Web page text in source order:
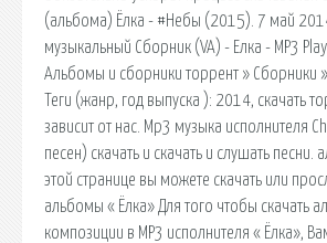
(альбома) Ёлка - #Небы (2015). 7 май
музыкальный Сборник (VA) - Елка - MP3
Альбомы и сборники торрент » Сборники
Теги (жанр, год выпуска ): 2014, скачать
зависит от нас. Mp3 музыка исполнителя
песен) скачать и скачать и слушать песни.
этой странице вы можете скачать или
альбомы « Ёлка» Для того чтобы скачать
композиции в MP3 исполнителя « Ёлка»,